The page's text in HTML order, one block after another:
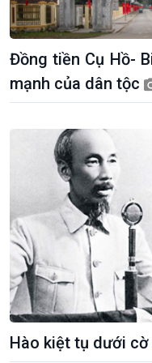
Đồng tiền Cụ Hồ-
mạnh của dân tộc
Hào kiệt tụ dưới